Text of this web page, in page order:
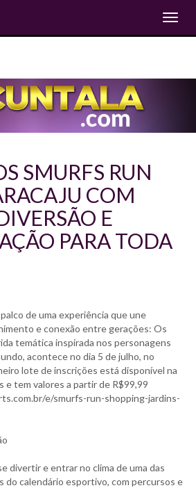
SMURFS RUN
COM
E
PARA TODA
de uma experiência que une
e conexão entre gerações: Os
temática inspirada nos personagens
acontece no dia 5 de julho, no
lote de inscrições está disponível na
tem valores a partir de R$99,99
e/smurfs-run-shopping-jardins-
divertir e entrar no clima de uma das
do calendário esportivo, com percursos e